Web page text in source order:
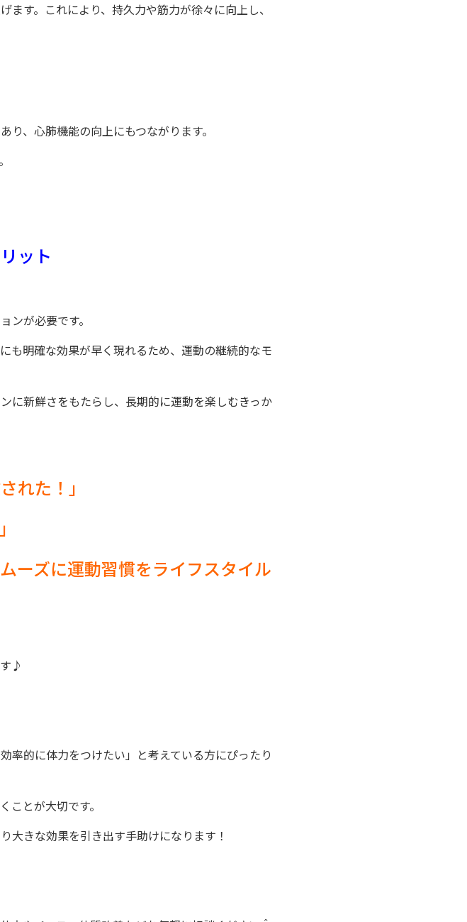
す。これにより、持久力や筋力が徐々に向上し、
、心肺機能の向上にもつながります。
ット
ンが必要です。
も明確な効果が早く現れるため、運動の継続的なモ
に新鮮さをもたらし、長期的に運動を楽しむきっか
れた！」
ーズに運動習慣をライフスタイル
♪
率的に体力をつけたい」と考えている方にぴったり
ことが大切です。
大きな効果を引き出す手助けになります！